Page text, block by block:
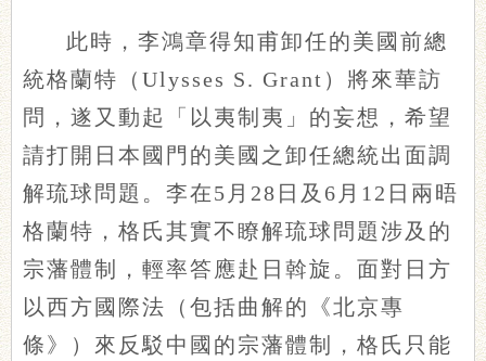
此時，李鴻章得知甫卸任的美國前總
統格蘭特（Ulysses S. Grant）將來華訪
問，遂又動起「以夷制夷」的妄想，希望
請打開日本國門的美國之卸任總統出面調
解琉球問題。李在5月28日及6月12日兩晤
格蘭特，格氏其實不瞭解琉球問題涉及的
宗藩體制，輕率答應赴日斡旋。面對日方
以西方國際法（包括曲解的《北京專
條》）來反駁中國的宗藩體制，格氏只能